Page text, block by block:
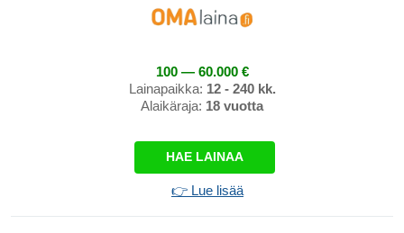
100 — 60.000 €
Lainapaikka: 12 - 240 kk.
Alaikäraja: 18 vuotta
HAE LAINAA
👉 Lue lisää